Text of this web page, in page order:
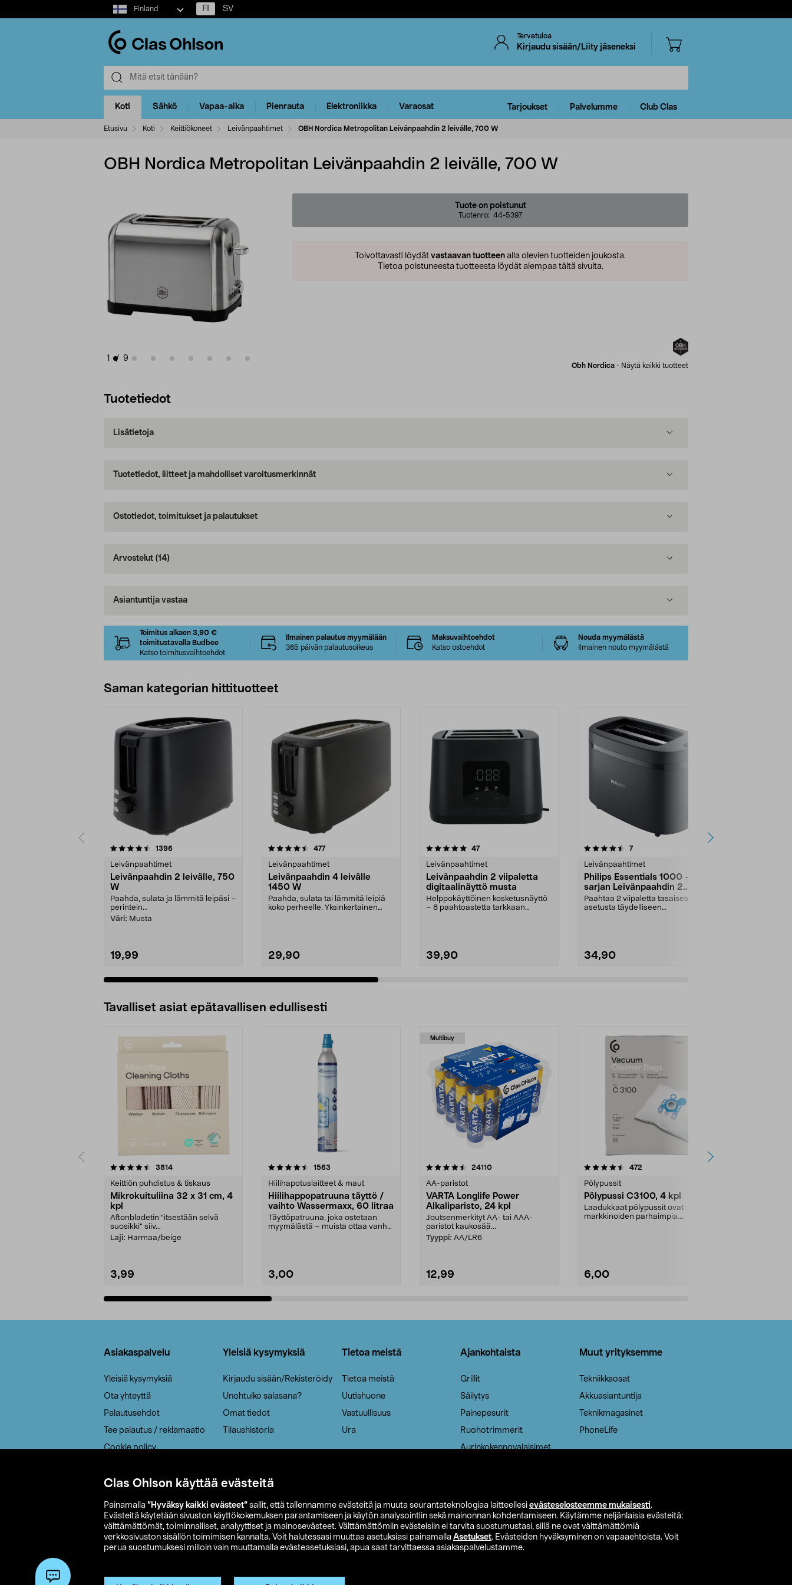
Clas Ohlson käyttää evästeitä
Painamalla ”Hyväksy kaikki evästeet” sallit, että tallennamme evästeitä ja muuta seurantateknologiaa laitteellesi evästeselosteemme mukaisesti.
Evästeitä käytetään sivuston käyttökokemuksen parantamiseen ja käytön analysointiin sekä mainonnan kohdentamiseen. Käytämme neljänlaisia evästeitä:
välttämättömät, toiminnalliset, analyyttiset ja mainosevästeet. Välttämättömiin evästeisiin ei tarvita suostumustasi, sillä ne ovat välttämättömiä
verkkosivuston sisällön toimimisen kannalta. Voit halutessasi muuttaa asetuksiasi painamalla Asetukset. Evästeiden hyväksyminen on vapaaehtoista. Voit
perua suostumuksesi milloin vain muuttamalla evästeasetuksiasi, apua saat tarvittaessa asiakaspalvelustamme.
Select
market
Finland FI SV
Tervetuloa
Kirjaudu sisään/Liity jäseneksi
Koti Sähkö Vapaa-aika Pienrauta Elektroniikka Varaosat Tarjoukset Palvelumme Club Clas
Etusivu Koti Keittiökoneet Leivänpaahtimet OBH Nordica Metropolitan Leivänpaahdin 2 leivälle, 700 W
OBH Nordica Metropolitan Leivänpaahdin 2 leivälle, 700 W
1 / 9
Tuote on poistunut
Tuotenro: 44-5397
Toivottavasti löydät vastaavan tuotteen alla olevien tuotteiden joukosta.
Tietoa poistuneesta tuotteesta löydät alempaa tältä sivulta.
Obh Nordica - Näytä kaikki tuotteet
Tuotetiedot
Lisätietoja
Tuotetiedot, liitteet ja mahdolliset varoitusmerkinnät
Ostotiedot, toimitukset ja palautukset
Arvostelut (14)
Asiantuntija vastaa
Toimitus alkaen 3,90 €
toimitustavalla Budbee
Katso toimitusvaihtoehdot
Ilmainen palautus myymälään
365 päivän palautusoikeus
Maksuvaihtoehdot
Katso ostoehdot
Nouda myymälästä
Ilmainen nouto myymälästä
Saman kategorian hittituotteet
1396arvostelut
Leivänpaahtimet
Leivänpaahdin 2 leivälle, 750
W
Paahda, sulata ja lämmitä leipäsi –
perintein...
Väri: Musta
19,99
4.5 viidestä
477arvostelut
Leivänpaahtimet
Leivänpaahdin 4 leivälle
1450 W
Paahda, sulata tai lämmitä leipiä
koko perheelle. Yksinkertainen
29,90
5.0 viidestä
47arvostelut
Leivänpaahtimet
Leivänpaahdin 2 viipaletta
digitaalinäyttö musta
Helppokäyttöinen kosketusnäyttö
– 8 paahtoastetta tarkkaan
39,90
4.5 viidestä
7arvostelut
Leivänpaahtimet
Philips Essentials 1000 -
sarjan Leivänpaahdin 2
viipaletta, HD2510/90
Paahtaa 2 viipaletta tasaisesti – 6
asetusta täydelliseen
34,90
4.5 viidestä
Tavalliset asiat epätavallisen edullisesti
3814arvostelut
Keittiön puhdistus & tiskaus
Mikrokuituliina 32 x 31 cm, 4
kpl
Aftonbladetin "itsestään selvä
suosikki" siiv...
Laji: Harmaa/beige
3,99
4.5viidestä
1563
Hiilihapotuslaitteet & maut
Hiilihappopatruuna täyttö /
vaihto Wassermaxx, 60 litraa
Täyttöpatruuna, joka ostetaan
myymälästä – muista ottaa vanha
3,00
Multibuy
4.5viidestä
24110arvostelut
AA-paristot
VARTA Longlife Power
Alkaliparisto, 24 kpl
Joutsenmerkityt AA- tai AAA-
paristot kaukosää...
Tyyppi: AA/LR6
12,99
4.5viidestä
472
Pölypussit
Pölypussi C3100, 4 kpl
Laadukkaat pölypussit ovat
markkinoiden parhaimpia.
6,00
4.5viidestä
Asiakaspalvelu
Yleisiä kysymyksiä
Ota yhteyttä
Palautusehdot
Tee palautus / reklamaatio
Cookie policy
Saavutettavuus
Yleisiä kysymyksiä
Kirjaudu sisään/Rekisteröidy
Unohtuiko salasana?
Omat tiedot
Tilaushistoria
Tietoa meistä
Tietoa meistä
Uutishuone
Vastuullisuus
Ura
Ajankohtaista
Grillit
Säilytys
Painepesurit
Ruohotrimmerit
Aurinkokennovalaisimet
Muut yrityksemme
Tekniikkaosat
Akkuasiantuntija
Teknikmagasinet
PhoneLife